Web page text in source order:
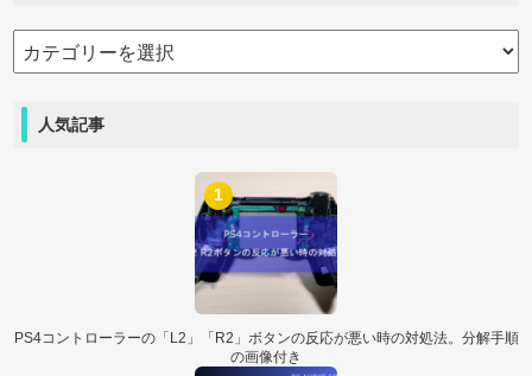
カ
テ
ゴ
リ
人気記事
1
PS4コントローラーの「L2」「R2」ボタンの反応が悪い時の対処法。分解手順
の画像付き